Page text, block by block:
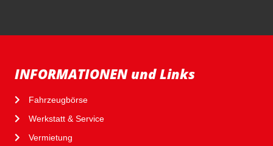
INFORMATIONEN und Links
Fahrzeugbörse
Werkstatt & Service
Vermietung